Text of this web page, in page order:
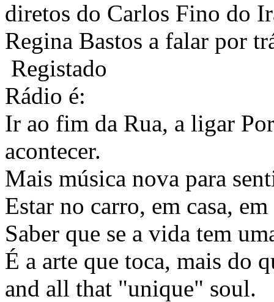
diretos do Carlos Fino do
Regina Bastos a falar por
Registado
Rádio é:
Ir ao fim da Rua, a ligar
acontecer.
Mais música nova para
Estar no carro, em casa,
Saber que se a vida tem
É a arte que toca, mais do
and all that "unique" soul.